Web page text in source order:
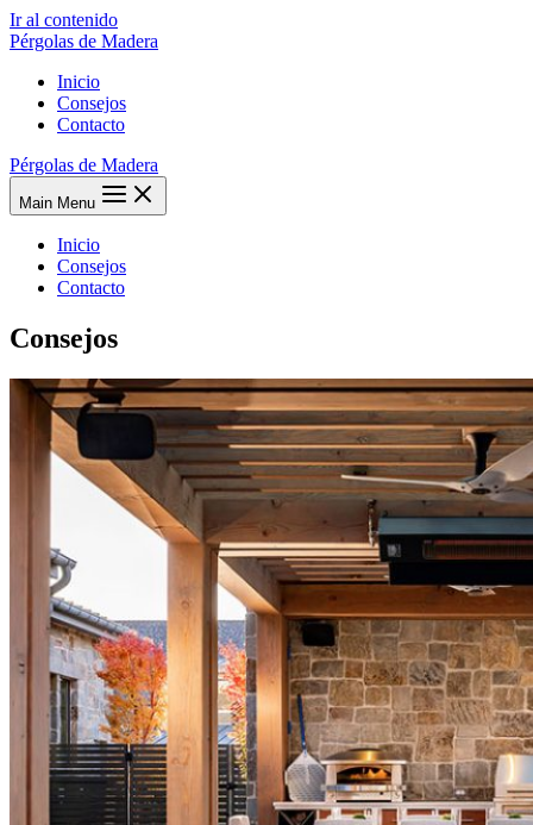
Ir al contenido
Pérgolas de Madera
Inicio
Consejos
Contacto
Pérgolas de Madera
Main Menu
Inicio
Consejos
Contacto
Consejos